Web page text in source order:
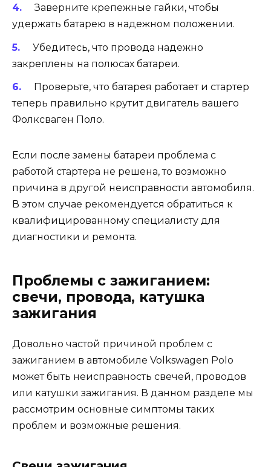
Заверните крепежные гайки, чтобы
удержать батарею в надежном положении.
Убедитесь, что провода надежно
закреплены на полюсах батареи.
Проверьте, что батарея работает и стартер
теперь правильно крутит двигатель вашего
Фолксваген Поло.
Если после замены батареи проблема с
работой стартера не решена, то возможно
причина в другой неисправности автомобиля.
В этом случае рекомендуется обратиться к
квалифицированному специалисту для
диагностики и ремонта.
Проблемы с зажиганием:
свечи, провода, катушка
зажигания
Довольно частой причиной проблем с
зажиганием в автомобиле Volkswagen Polo
может быть неисправность свечей, проводов
или катушки зажигания. В данном разделе мы
рассмотрим основные симптомы таких
проблем и возможные решения.